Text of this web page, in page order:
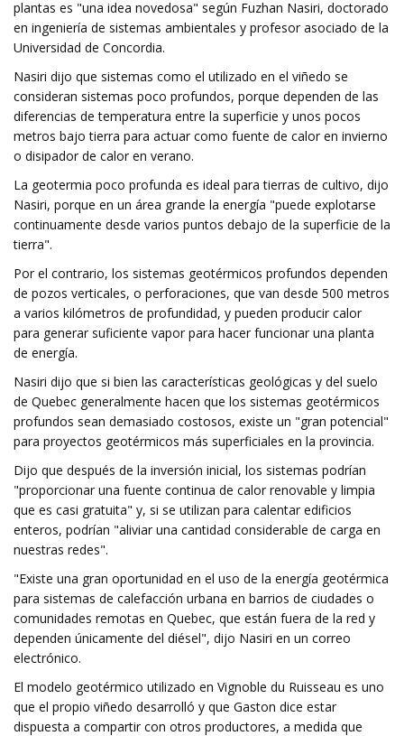
plantas es "una idea novedosa" según Fuzhan Nasiri, doctorado
en ingeniería de sistemas ambientales y profesor asociado de la
Universidad de Concordia.
Nasiri dijo que sistemas como el utilizado en el viñedo se
consideran sistemas poco profundos, porque dependen de las
diferencias de temperatura entre la superficie y unos pocos
metros bajo tierra para actuar como fuente de calor en invierno
o disipador de calor en verano.
La geotermia poco profunda es ideal para tierras de cultivo, dijo
Nasiri, porque en un área grande la energía "puede explotarse
continuamente desde varios puntos debajo de la superficie de la
tierra".
Por el contrario, los sistemas geotérmicos profundos dependen
de pozos verticales, o perforaciones, que van desde 500 metros
a varios kilómetros de profundidad, y pueden producir calor
para generar suficiente vapor para hacer funcionar una planta
de energía.
Nasiri dijo que si bien las características geológicas y del suelo
de Quebec generalmente hacen que los sistemas geotérmicos
profundos sean demasiado costosos, existe un "gran potencial"
para proyectos geotérmicos más superficiales en la provincia.
Dijo que después de la inversión inicial, los sistemas podrían
"proporcionar una fuente continua de calor renovable y limpia
que es casi gratuita" y, si se utilizan para calentar edificios
enteros, podrían "aliviar una cantidad considerable de carga en
nuestras redes".
"Existe una gran oportunidad en el uso de la energía geotérmica
para sistemas de calefacción urbana en barrios de ciudades o
comunidades remotas en Quebec, que están fuera de la red y
dependen únicamente del diésel", dijo Nasiri en un correo
electrónico.
El modelo geotérmico utilizado en Vignoble du Ruisseau es uno
que el propio viñedo desarrolló y que Gaston dice estar
dispuesta a compartir con otros productores, a medida que